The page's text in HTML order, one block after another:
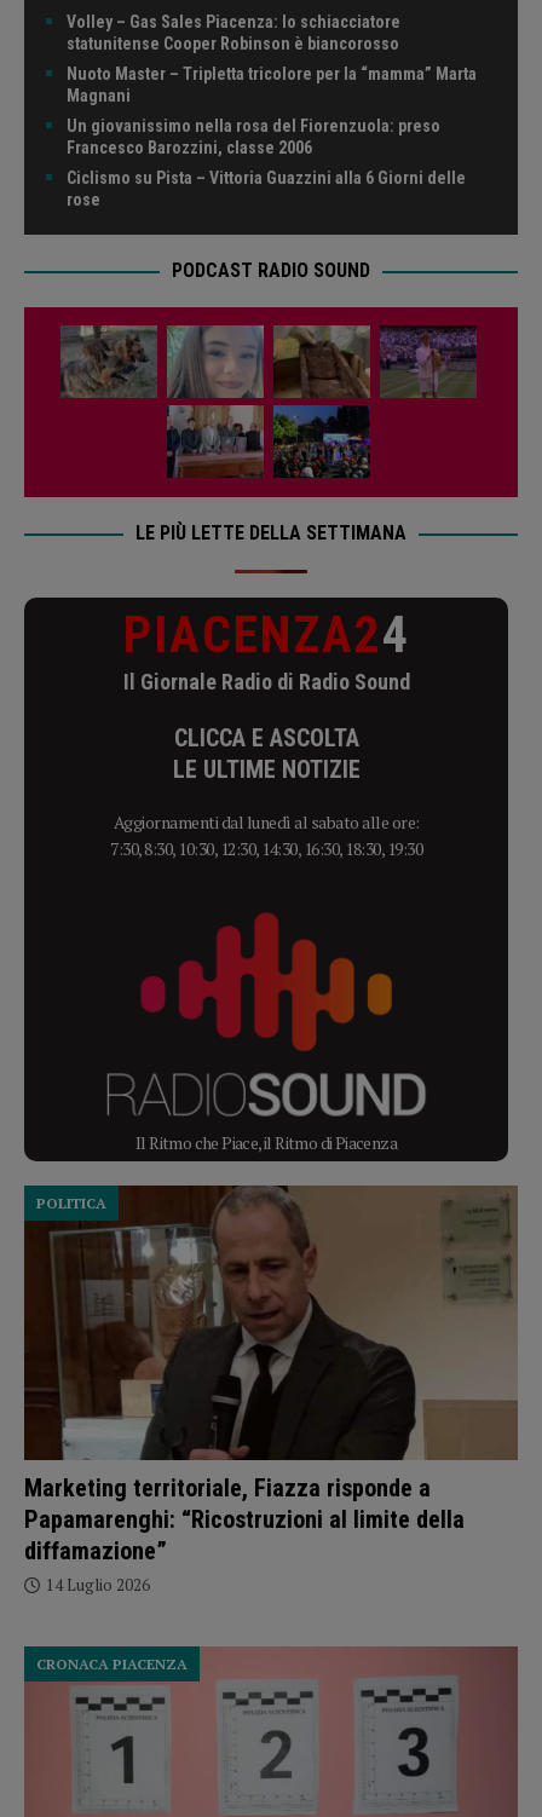
Volley – Gas Sales Piacenza: lo schiacciatore
statunitense Cooper Robinson è biancorosso
Nuoto Master – Tripletta tricolore per la “mamma” Marta
Magnani
Un giovanissimo nella rosa del Fiorenzuola: preso
Francesco Barozzini, classe 2006
Ciclismo su Pista – Vittoria Guazzini alla 6 Giorni delle
rose
PODCAST RADIO SOUND
LE PIÙ LETTE DELLA SETTIMANA
PIACENZA24
Il Giornale Radio di Radio Sound
CLICCA E ASCOLTA
LE ULTIME NOTIZIE
Aggiornamenti dal lunedì al sabato alle ore:
7:30, 8:30, 10:30, 12:30, 14:30, 16:30, 18:30, 19:30
Il Ritmo che Piace, il Ritmo di Piacenza
Marketing territoriale, Fiazza risponde a
Papamarenghi: “Ricostruzioni al limite della
diffamazione”
POLITICA
14 Luglio 2026
CRONACA PIACENZA